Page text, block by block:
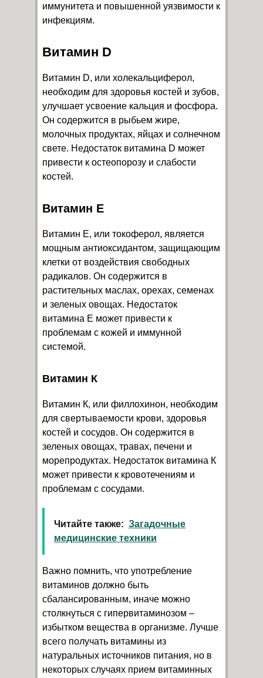
иммунитета и повышенной уязвимости к
инфекциям.
Витамин D
Витамин D, или холекальциферол,
необходим для здоровья костей и зубов,
улучшает усвоение кальция и фосфора.
Он содержится в рыбьем жире,
молочных продуктах, яйцах и солнечном
свете. Недостаток витамина D может
привести к остеопорозу и слабости
костей.
Витамин Е
Витамин Е, или токоферол, является
мощным антиоксидантом, защищающим
клетки от воздействия свободных
радикалов. Он содержится в
растительных маслах, орехах, семенах
и зеленых овощах. Недостаток
витамина Е может привести к
проблемам с кожей и иммунной
системой.
Витамин К
Витамин К, или филлохинон, необходим
для свертываемости крови, здоровья
костей и сосудов. Он содержится в
зеленых овощах, травах, печени и
морепродуктах. Недостаток витамина К
может привести к кровотечениям и
проблемам с сосудами.
Читайте также: Загадочные
медицинские техники
Важно помнить, что употребление
витаминов должно быть
сбалансированным, иначе можно
столкнуться с гипервитаминозом –
избытком вещества в организме. Лучше
всего получать витамины из
натуральных источников питания, но в
некоторых случаях прием витаминных